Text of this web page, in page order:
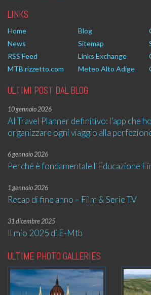
LINKS
Home Blog
News
Sitemap
RSS Feed
Links Exchange
MTB.rizzetto.com
Meteo Alto Adige
ULTIMI POST DAL BLOG
10 gennaio 2026
AI Travel Planner definitivo: l’app che
organizzare ogni viaggio alla
6 gennaio 2026
Perché è fondamentale l’Educazione
1 gennaio 2026
Recap di fine anno – Film & Serie TV
31 dicembre 2025
Il mio 2025 di E-Mtb
ULTIME PHOTO GALLERIES